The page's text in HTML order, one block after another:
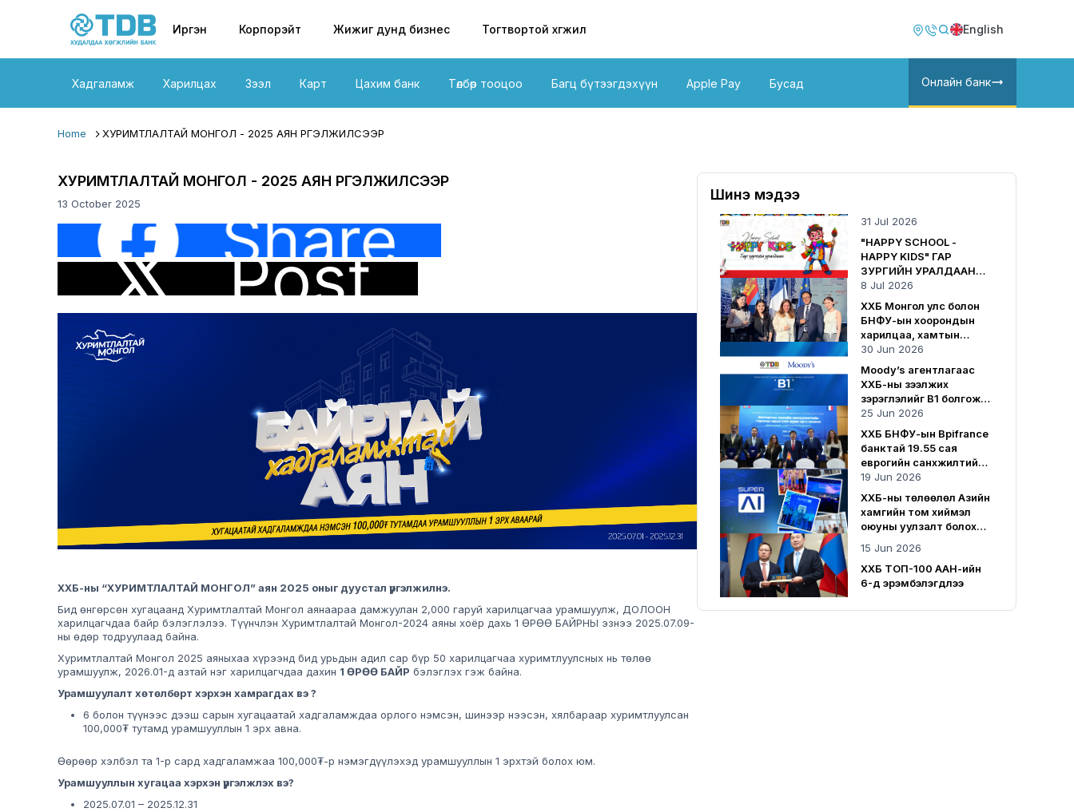
Иргэн Корпорэйт Жижиг дунд бизнес Тогтвортой хөгжил Image
Image English
Хадгаламж Харилцах Зээл Карт Цахим банк Төлбөр тооцоо Багц бүтээгдэхүүн Apple Pay Бусад Онлайн банк
Home ХУРИМТЛАЛТАЙ МОНГОЛ - 2025 АЯН ҮРГЭЛЖИЛСЭЭР
ХУРИМТЛАЛТАЙ МОНГОЛ - 2025 АЯН ҮРГЭЛЖИЛСЭЭР
13 October 2025
ХХБ-ны “ХУРИМТЛАЛТАЙ МОНГОЛ” аян 2025 оныг дуустал үргэлжилнэ.
Бид өнгөрсөн хугацаанд Хуримтлалтай Монгол аянаараа дамжуулан 2,000 гаруй харилцагчаа урамшуулж, ДОЛООН
харилцагчдаа байр бэлэглэлээ. Түүнчлэн Хуримтлалтай Монгол-2024 аяны хоёр дахь 1 ӨРӨӨ БАЙРНЫ эзнээ 2025.07.09-
ны өдөр тодруулаад байна.
Хуримтлалтай Монгол 2025 аяныхаа хүрээнд бид урьдын адил сар бүр 50 харилцагчаа хуримтлуулсных нь төлөө
урамшуулж, 2026.01-д азтай нэг харилцагчдаа дахин 1 ӨРӨӨ БАЙР бэлэглэх гэж байна.
Урамшуулалт хөтөлбөрт хэрхэн хамрагдах вэ ?
6 болон түүнээс дээш сарын хугацаатай хадгаламждаа орлого нэмсэн, шинээр нээсэн, хялбараар хуримтлуулсан
100,000₮ тутамд урамшууллын 1 эрх авна.
Өөрөөр хэлбэл та 1-р сард хадгаламжаа 100,000₮-р нэмэгдүүлэхэд урамшууллын 1 эрхтэй болох юм.
Урамшууллын хугацаа хэрхэн үргэлжлэх вэ?
2025.07.01 – 2025.12.31
Шинэ мэдээ
31 Jul 2026
"HAPPY SCHOOL -
HAPPY KIDS" ГАР
ЗУРГИЙН УРАЛДААН
ЗАРЛАГДЛАА
8 Jul 2026
ХХБ Монгол улс болон
БНФУ-ын хоорондын
харилцаа, хамтын
ажиллагаанд хувь
30 Jun 2026
Moody’s агентлагаас
ХХБ-ны зээлжих
зэрэглэлийг B1 болгож
нэмэгдүүллээ
25 Jun 2026
ХХБ БНФУ-ын Bpifrance
банктай 19.55 сая
еврогийн санхүүжилтийн
гэрээ байгууллаа
19 Jun 2026
ХХБ-ны төлөөлөл Азийн
хамгийн том хиймэл
оюуны уулзалт болох
оролцлоо
15 Jun 2026
ХХБ ТОП-100 ААН-ийн
6-д эрэмбэлэгдлээ